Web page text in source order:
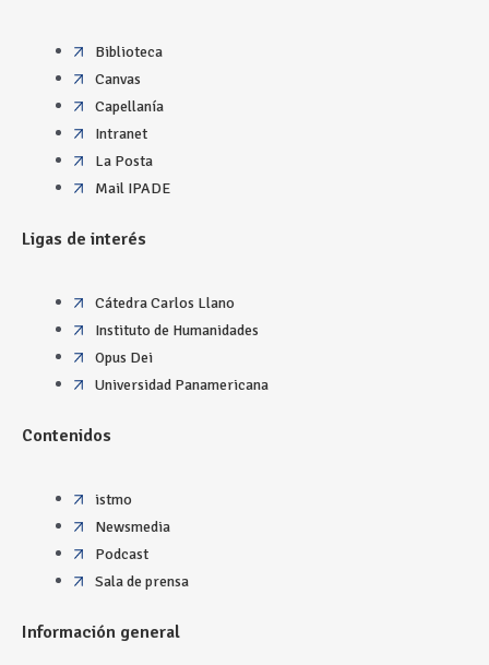
Biblioteca
Canvas
Capellanía
Intranet
La Posta
Mail IPADE
Ligas de interés
Cátedra Carlos Llano
Instituto de Humanidades
Opus Dei
Universidad Panamericana
Contenidos
istmo
Newsmedia
Podcast
Sala de prensa
Información general